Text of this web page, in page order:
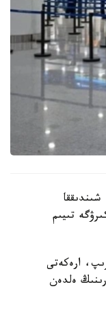
تىيىم
ارەكەتى
ەلدەن